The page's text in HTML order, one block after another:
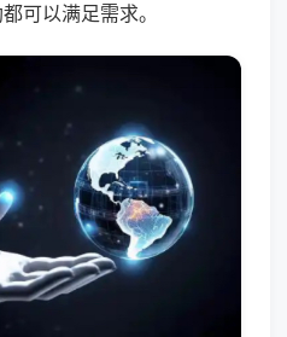
可以满足需求。